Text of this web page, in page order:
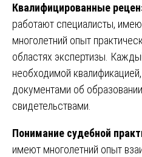
Квалифицированные
работают специалисты,
многолетний опыт
областях экспертизы.
необходимой
документами об
свидетельствами.
Понимание судебной
имеют многолетний опыт